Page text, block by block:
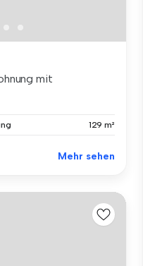
mit
129 m²
Mehr sehen